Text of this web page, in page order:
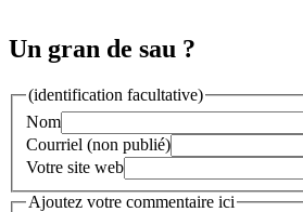
Un gran de sau ?
(identification facultative)
Nom
Courriel (non publié)
Votre site web
Ajoutez votre commentaire ici